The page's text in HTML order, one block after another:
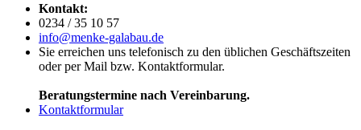
Kontakt:
0234 / 35 10 57
info@menke-galabau.de
Sie erreichen uns telefonisch zu den üblichen Geschäftszeiten
oder per Mail bzw. Kontaktformular.
Beratungstermine nach Vereinbarung.
Kontaktformular